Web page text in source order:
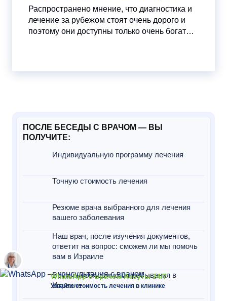
Распространено мнение, что диагностика и
лечение за рубежом стоят очень дорого и
поэтому они доступны только очень богатым
ПОСЛЕ БЕСЕДЫ С ВРАЧОМ — ВЫ
ПОЛУЧИТЕ:
Индивидуальную программу лечения
Точную стоимость лечения
Резюме врача выбранного для лечения
вашего заболевания
Наш врач, после изучения документов,
ответит на вопрос: сможем ли мы помочь
вам в Израиле
Время необходимого пребывания в
Израиле
WhatsApp с врачом Ассуты 24/7
Узнайте стоимость лечения в клинике